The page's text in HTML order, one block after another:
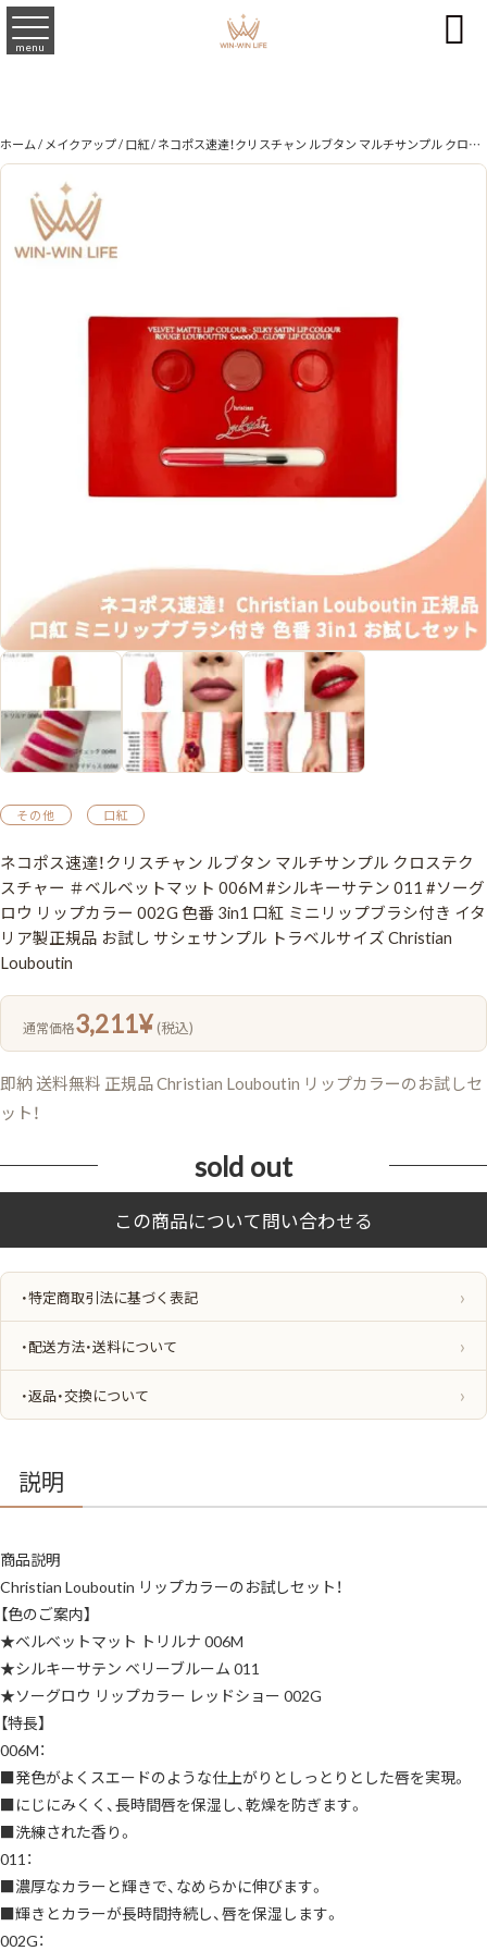
menu 
ホーム/メイクアップ/口紅/ ネコポス速達！クリスチャン ルブタン マルチサンプル クロステクスチャー ＃ベルベットマット 006M #シルキーサテン 011 #ソーグロウ リップカラー 002G 色番 3in1 口紅 ミニリップブラシ付き イタリア製正規品 お試し サシェサンプル トラベルサイズ Christian Louboutin
その他 口紅
ネコポス速達！クリスチャン ルブタン マルチサンプル クロステク
スチャー ＃ベルベットマット 006M #シルキーサテン 011 #ソーグ
ロウ リップカラー 002G 色番 3in1 口紅 ミニリップブラシ付き イタ
リア製正規品 お試し サシェサンプル トラベルサイズ Christian
Louboutin
通常価格3,211¥ (税込)
即納 送料無料 正規品 Christian Louboutin リップカラーのお試しセ
ット！
sold out
・特定商取引法に基づく表記
・配送方法・送料について
・返品・交換について
説明
商品説明
Christian Louboutin リップカラーのお試しセット！
【色のご案内】
★ベルベットマット トリルナ 006M
★シルキーサテン ベリーブルーム 011
★ソーグロウ リップカラー レッドショー 002G
【特長】
006M：
■発色がよくスエードのような仕上がりとしっとりとした唇を実現。
■にじにみくく、長時間唇を保湿し、乾燥を防ぎます。
■洗練された香り。
011：
■濃厚なカラーと輝きで、なめらかに伸びます。
■輝きとカラーが長時間持続し、唇を保湿します。
002G：